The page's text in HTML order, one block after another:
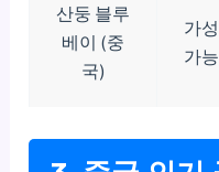
산둥 블루
베이 (중
국)
가
가